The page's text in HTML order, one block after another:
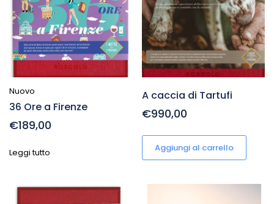
Nuovo
36 Ore a Firenze
€189,00
Leggi tutto
A caccia di Tartufi
€990,00
Aggiungi al carrello